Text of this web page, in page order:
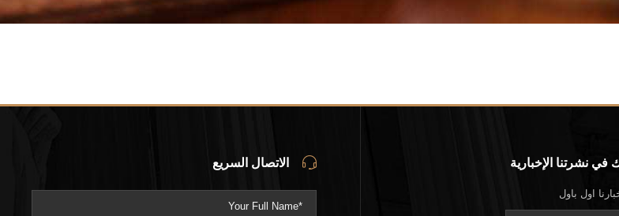
في نشرتنا الإخبارية
اول باول
الاتصال السريع